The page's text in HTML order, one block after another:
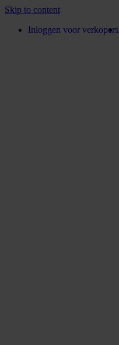
Skip to content
Inloggen voor verkopers